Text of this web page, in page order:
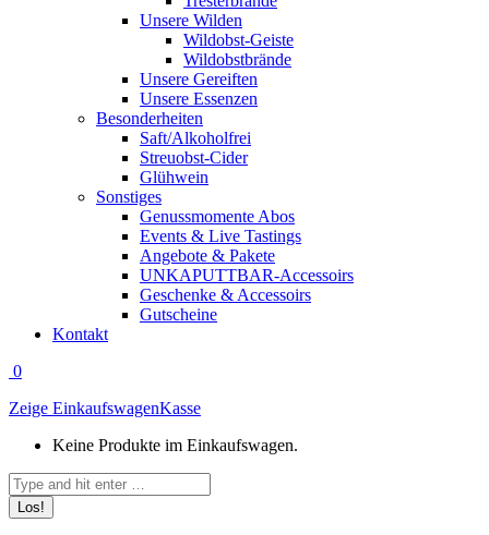
Unsere Wilden
Wildobst-Geiste
Wildobstbrände
Unsere Gereiften
Unsere Essenzen
Besonderheiten
Saft/Alkoholfrei
Streuobst-Cider
Glühwein
Sonstiges
Genussmomente Abos
Events & Live Tastings
Angebote & Pakete
UNKAPUTTBAR-Accessoirs
Geschenke & Accessoirs
Gutscheine
Kontakt
0
Zeige EinkaufswagenKasse
Keine Produkte im Einkaufswagen.
Search: